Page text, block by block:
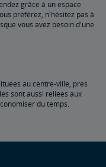
grâce à un espace
préférez, n'hésitez pas à
vous avez besoin d'une
au centre-ville, près
sont aussi reliées aux
du temps.